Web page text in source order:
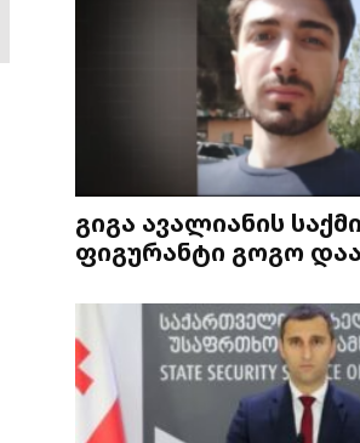
გიგა ავალიანის
ფიგურანტი გოგო